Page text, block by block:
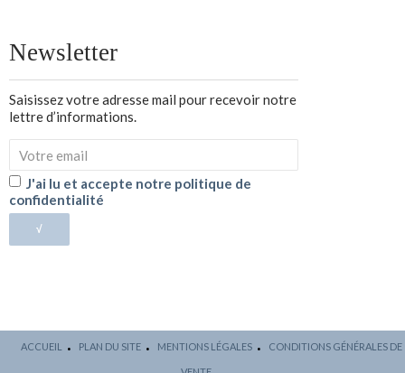
Newsletter
Saisissez votre adresse mail pour recevoir notre
lettre d’informations.
J'ai lu et accepte notre politique de
confidentialité
√
ACCUEIL PLAN DU SITE MENTIONS LÉGALES CONDITIONS GÉNÉRALES DE